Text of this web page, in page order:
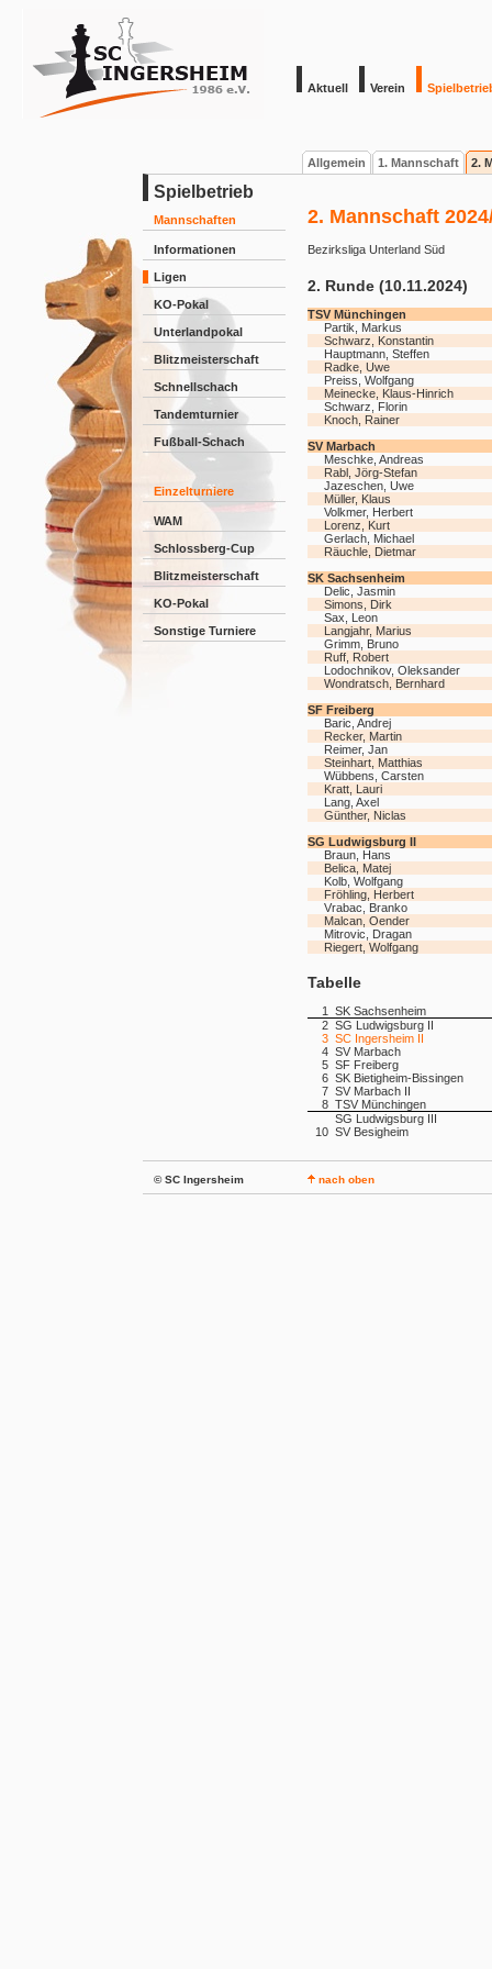
Aktuell Verein
Allgemein 1. Mannschaft 2.
Spielbetrieb
Mannschaften
Informationen
Ligen
KO-Pokal
Unterlandpokal
Blitzmeisterschaft
Schnellschach
Tandemturnier
Fußball-Schach
Einzelturniere
WAM
Schlossberg-Cup
Blitzmeisterschaft
KO-Pokal
Sonstige Turniere
2. Mannschaft
Bezirksliga Unterland Süd
2. Runde (10.11.2024)
TSV Münchingen
Partik, Markus
Schwarz, Konstantin
Hauptmann, Steffen
Radke, Uwe
Preiss, Wolfgang
Meinecke, Klaus-Hinrich
Schwarz, Florin
Knoch, Rainer
SV Marbach
Meschke, Andreas
Rabl, Jörg-Stefan
Jazeschen, Uwe
Müller, Klaus
Volkmer, Herbert
Lorenz, Kurt
Gerlach, Michael
Räuchle, Dietmar
SK Sachsenheim
Delic, Jasmin
Simons, Dirk
Sax, Leon
Langjahr, Marius
Grimm, Bruno
Ruff, Robert
Lodochnikov, Oleksander
Wondratsch, Bernhard
SF Freiberg
Baric, Andrej
Recker, Martin
Reimer, Jan
Steinhart, Matthias
Wübbens, Carsten
Kratt, Lauri
Lang, Axel
Günther, Niclas
SG Ludwigsburg II
Braun, Hans
Belica, Matej
Kolb, Wolfgang
Fröhling, Herbert
Vrabac, Branko
Malcan, Oender
Mitrovic, Dragan
Riegert, Wolfgang
Tabelle
1
SK Sachsenheim
2 SG Ludwigsburg II
3 SC Ingersheim II
4 SV Marbach
5 SF Freiberg
6 SK Bietigheim-Bissingen
7 SV Marbach II
8 TSV Münchingen
SG Ludwigsburg III
10 SV Besigheim
© SC Ingersheim nach oben